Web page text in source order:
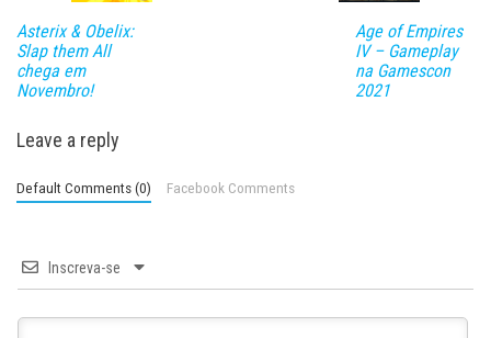
Asterix & Obelix:
Slap them All
chega em
Novembro!
Age of Empires
IV – Gameplay
na Gamescon
2021
Leave a reply
Default Comments (0) Facebook Comments
Inscreva-se